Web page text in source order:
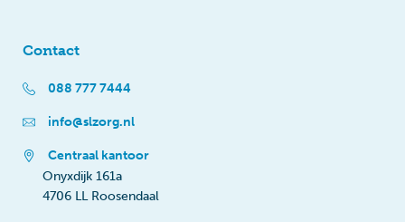
Contact
088 777 7444
info@slzorg.nl
Centraal kantoor
Onyxdijk 161a
4706 LL Roosendaal